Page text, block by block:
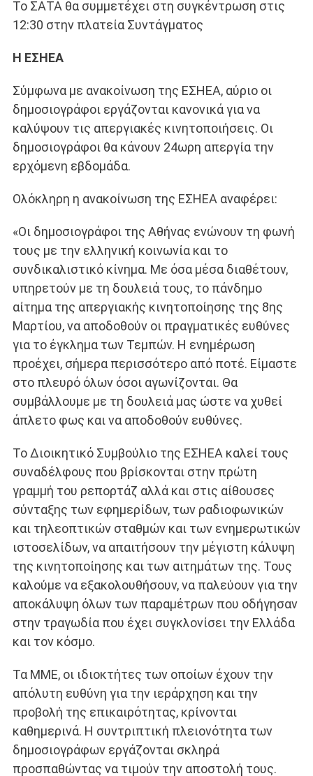
Το ΣΑΤΑ θα συμμετέχει στη συγκέντρωση στις
12:30 στην πλατεία Συντάγματος
Η ΕΣΗΕΑ
Σύμφωνα με ανακοίνωση της ΕΣΗΕΑ, αύριο οι
δημοσιογράφοι εργάζονται κανονικά για να
καλύψουν τις απεργιακές κινητοποιήσεις. Οι
δημοσιογράφοι θα κάνουν 24ωρη απεργία την
ερχόμενη εβδομάδα.
Ολόκληρη η ανακοίνωση της ΕΣΗΕΑ αναφέρει:
«Οι δημοσιογράφοι της Αθήνας ενώνουν τη φωνή
τους με την ελληνική κοινωνία και το
συνδικαλιστικό κίνημα. Με όσα μέσα διαθέτουν,
υπηρετούν με τη δουλειά τους, το πάνδημο
αίτημα της απεργιακής κινητοποίησης της 8ης
Μαρτίου, να αποδοθούν οι πραγματικές ευθύνες
για το έγκλημα των Τεμπών. Η ενημέρωση
προέχει, σήμερα περισσότερο από ποτέ. Είμαστε
στο πλευρό όλων όσοι αγωνίζονται. Θα
συμβάλλουμε με τη δουλειά μας ώστε να χυθεί
άπλετο φως και να αποδοθούν ευθύνες.
Το Διοικητικό Συμβούλιο της ΕΣΗΕΑ καλεί τους
συναδέλφους που βρίσκονται στην πρώτη
γραμμή του ρεπορτάζ αλλά και στις αίθουσες
σύνταξης των εφημερίδων, των ραδιοφωνικών
και τηλεοπτικών σταθμών και των ενημερωτικών
ιστοσελίδων, να απαιτήσουν την μέγιστη κάλυψη
της κινητοποίησης και των αιτημάτων της. Τους
καλούμε να εξακολουθήσουν, να παλεύουν για την
αποκάλυψη όλων των παραμέτρων που οδήγησαν
στην τραγωδία που έχει συγκλονίσει την Ελλάδα
και τον κόσμο.
Τα ΜΜΕ, οι ιδιοκτήτες των οποίων έχουν την
απόλυτη ευθύνη για την ιεράρχηση και την
προβολή της επικαιρότητας, κρίνονται
καθημερινά. Η συντριπτική πλειονότητα των
δημοσιογράφων εργάζονται σκληρά
προσπαθώντας να τιμούν την αποστολή τους.